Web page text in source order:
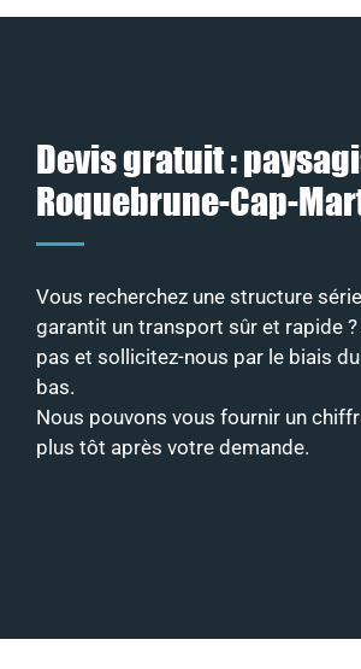
Devis gratuit :
Roquebrune-Cap-
Vous recherchez une structure
garantit un transport sûr et rapide ?
pas et sollicitez-nous par le biais
bas.
Nous pouvons vous fournir un
plus tôt après votre demande.